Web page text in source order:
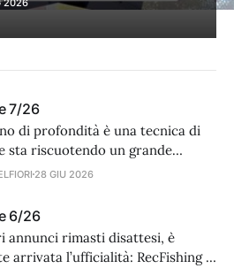
2026
7/26
di profondità è una tecnica di
sta riscuotendo un grande
Dalla sua, gioca la possibilità di
e l’incentivo
legato alla vendita di
costose. Di fatto però il pesce
questa disciplina è
28 GIU 2026
6/26
annunci rimasti disattesi, è
arrivata l’ufficialità: RecFishing è